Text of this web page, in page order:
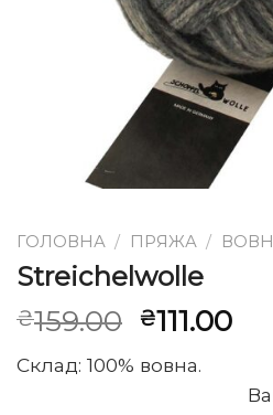
ГОЛОВНА / ПРЯЖА /
Streichelwolle
₴159.00
₴159.00.
₴111.00
Склад:
Вага: 50 г.